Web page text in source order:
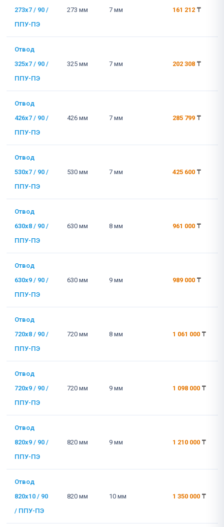
273x7 / 90 /
ППУ-ПЭ
273 мм 7 мм 161 212 ₸
Отвод
325x7 / 90 /
ППУ-ПЭ
325 мм 7 мм 202 308 ₸
Отвод
426x7 / 90 /
ППУ-ПЭ
426 мм 7 мм 285 799 ₸
Отвод
530x7 / 90 /
ППУ-ПЭ
530 мм 7 мм 425 600 ₸
Отвод
630x8 / 90 /
ППУ-ПЭ
630 мм 8 мм 961 000 ₸
Отвод
630x9 / 90 /
ППУ-ПЭ
630 мм 9 мм 989 000 ₸
Отвод
720x8 / 90 /
ППУ-ПЭ
720 мм 8 мм 1 061 000 ₸
Отвод
720x9 / 90 /
ППУ-ПЭ
720 мм 9 мм 1 098 000 ₸
Отвод
820x9 / 90 /
ППУ-ПЭ
820 мм 9 мм 1 210 000 ₸
Отвод
820x10 / 90
/ ППУ-ПЭ
820 мм 10 мм 1 350 000 ₸